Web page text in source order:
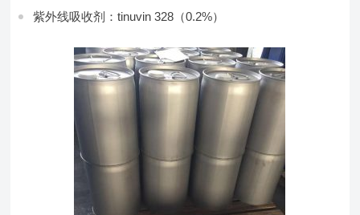
紫外线吸收剂：tinuvin 328（0.2%）